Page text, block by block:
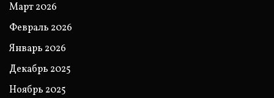
Март 2026
Февраль 2026
Январь 2026
Декабрь 2025
Ноябрь 2025